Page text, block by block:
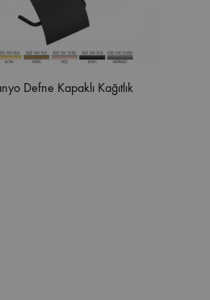
Defne Kapaklı Kağıtlık